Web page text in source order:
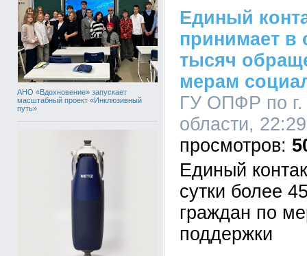
АНО «Вдохновение» запускает
масштабный проект «Инклюзивный
путь»
Единый
принимает в
тысяч
мерам
ГУ ОПФР по г.
области,
Единый
сутки более
граждан по
поддержки